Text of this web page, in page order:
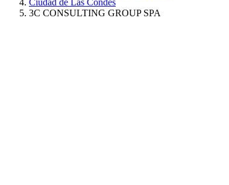
3C CONSULTING GROUP SPA